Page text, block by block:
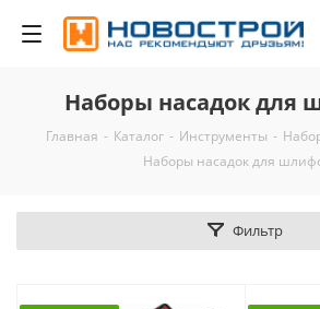
Наборы насадок для
Главная - Каталог - Инструменты -
Наборы насадок для
Фильтр